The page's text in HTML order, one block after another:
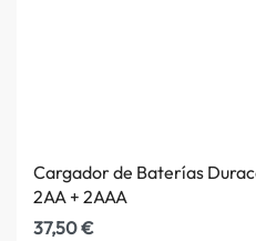
Cargador de Baterías
2AA + 2AAA
37,50€